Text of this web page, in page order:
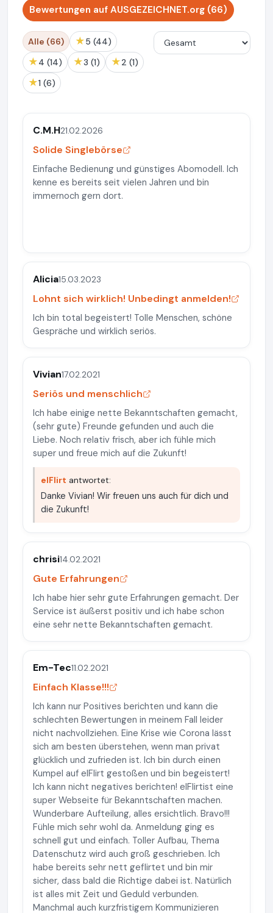
Bewertungen auf AUSGEZEICHNET.org (66)
Alle (66) ★ 5 (44)
★ 4 (14) ★ 3 (1) ★ 2 (1)
★ 1 (6)
C.M.H21.02.2026
Solide Singlebörse
Einfache Bedienung und günstiges Abomodell. Ich
kenne es bereits seit vielen Jahren und bin
immernoch gern dort.
Alicia15.03.2023
Lohnt sich wirklich! Unbedingt anmelden!
Ich bin total begeistert! Tolle Menschen, schöne
Gespräche und wirklich seriös.
Vivian17.02.2021
Seriös und menschlich
Ich habe einige nette Bekanntschaften gemacht,
(sehr gute) Freunde gefunden und auch die
Liebe. Noch relativ frisch, aber ich fühle mich
super und freue mich auf die Zukunft!
elFlirt antwortet:
Danke Vivian! Wir freuen uns auch für dich und
die Zukunft!
chrisi14.02.2021
Gute Erfahrungen
Ich habe hier sehr gute Erfahrungen gemacht. Der
Service ist äußerst positiv und ich habe schon
eine sehr nette Bekanntschaften gemacht.
Em-Tec11.02.2021
Einfach Klasse!!!
Ich kann nur Positives berichten und kann die
schlechten Bewertungen in meinem Fall leider
nicht nachvollziehen. Eine Krise wie Corona lässt
sich am besten überstehen, wenn man privat
glücklich und zufrieden ist. Ich bin durch einen
Kumpel auf elFlirt gestoßen und bin begeistert!
Ich kann nicht negatives berichten! elFlirtist eine
super Webseite für Bekanntschaften machen.
Wunderbare Aufteilung, alles ersichtlich. Bravo!!!
Fühle mich sehr wohl da. Anmeldung ging es
schnell gut und einfach. Toller Aufbau, Thema
Datenschutz wird auch groß geschrieben. Ich
habe bereits sehr nett geflirtet und bin mir
sicher, dass bald die Richtige dabei ist. Natürlich
ist alles mit Zeit und Geduld verbunden.
Manchmal auch kurzfristigem Kommunizieren